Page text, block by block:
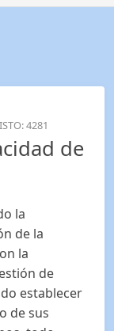
4281
de
la
de la
la
de
establecer
de sus